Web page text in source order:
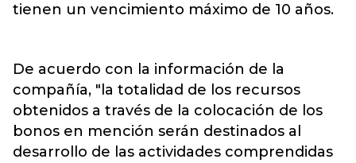
tienen un vencimiento máximo de 10 años.
De acuerdo con la información de la
compañía, "la totalidad de los recursos
obtenidos a través de la colocación de los
bonos en mención serán destinados al
desarrollo de las actividades comprendidas